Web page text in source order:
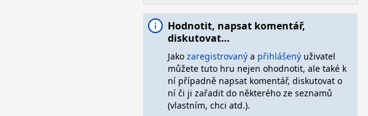
Hodnotit, napsat komentář,
diskutovat…
Jako zaregistrovanýa přihlášenýuživatel
můžete tuto hru nejen ohodnotit, ale také k
ní případně napsat komentář, diskutovat o
ní či ji zařadit do některého ze seznamů
(vlastním, chci atd.).